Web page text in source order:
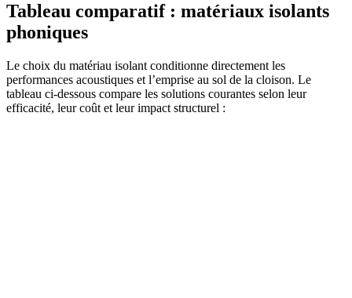
Tableau comparatif : matériaux isolants
phoniques
Le choix du matériau isolant conditionne directement les
performances acoustiques et l’emprise au sol de la cloison. Le
tableau ci-dessous compare les solutions courantes selon leur
efficacité, leur coût et leur impact structurel :